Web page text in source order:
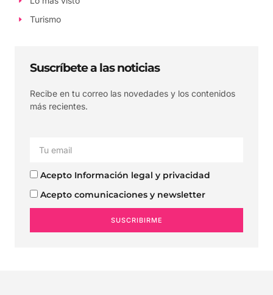
Turismo
Suscríbete a las noticias
Recibe en tu correo las novedades y los contenidos
más recientes.
Acepto Información legal y privacidad
Acepto comunicaciones y newsletter
SUSCRIBIRME